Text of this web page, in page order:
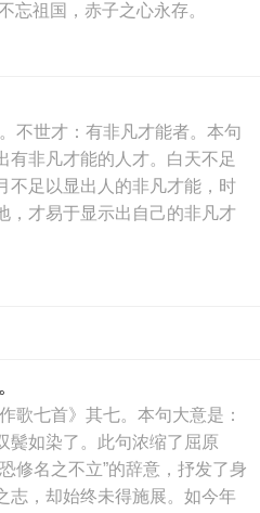
忘祖国，赤子之心永存。
不世才：有非凡才能者。本句
有非凡才能的人才。白天不足
不足以显出人的非凡才能，时
，才易于显示出自己的非凡才
歌七首》其七。本句大意是：
鬓如染了。此句浓缩了屈原
修名之不立”的辞意，抒发了身
志，却始终未得施展。如今年